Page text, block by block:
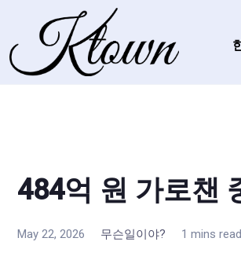
484억 원 가로챈
May 22, 2026 무슨일이야? 1 mins read